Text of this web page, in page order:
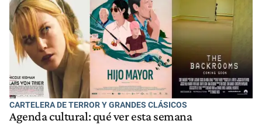
CARTELERA DE TERROR Y GRANDES CLÁSICOS
Agenda cultural: qué ver esta semana